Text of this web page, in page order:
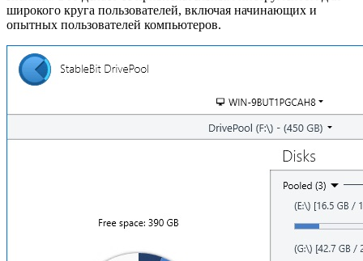
широкого круга пользователей, включая начинающих и
опытных пользователей компьютеров.